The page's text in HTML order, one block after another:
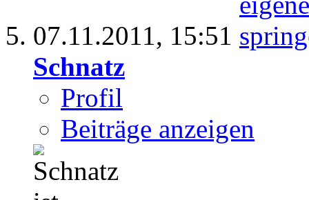
07.11.2011, 15:51
Schnatz
Profil
Beiträge anzeigen